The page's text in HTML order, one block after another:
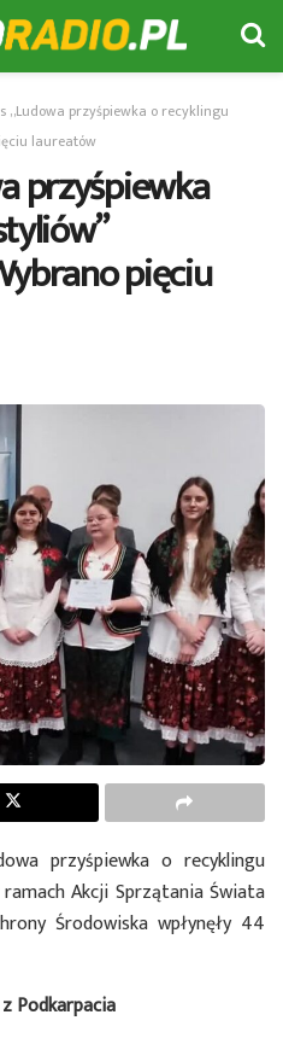
„Ludowa przyśpiewka o recyklingu
laureatów
przyśpiewka
pięciu
przyśpiewka o recyklingu
Akcji Sprzątania Świata
Środowiska wpłynęły 44
Podkarpacia